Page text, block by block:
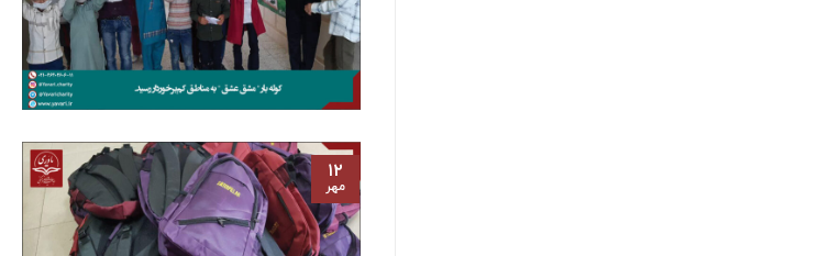
۱۲
مهر